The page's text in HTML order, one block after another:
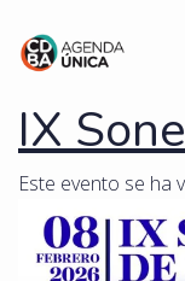
IX
Este evento se ha